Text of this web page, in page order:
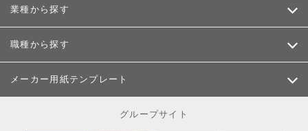
業種から探す
職種から探す
メーカー用紙テンプレート
グループサイト